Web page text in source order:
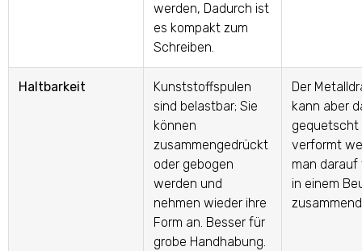
werden, Dadurch ist
es kompakt zum
Schreiben.
Haltbarkeit
Kunststoffspulen
sind belastbar; Sie
können
zusammengedrückt
oder gebogen
werden und
nehmen wieder ihre
Form an. Besser für
grobe Handhabung.
Der
kann aber
gequetscht
verformt
man
in einem